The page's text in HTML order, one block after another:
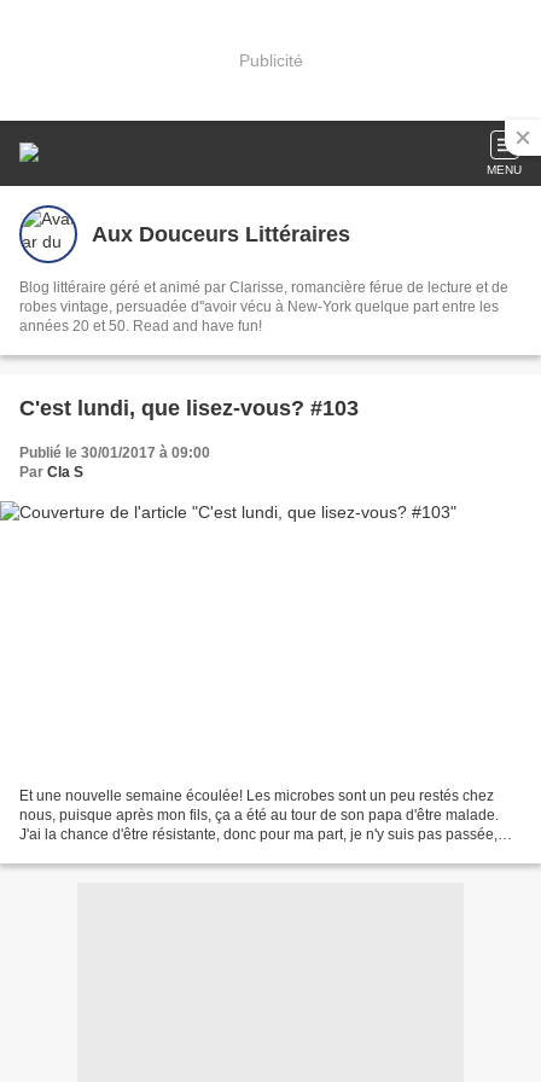
Publicité
MENU
Aux Douceurs Littéraires
Blog littéraire géré et animé par Clarisse, romancière férue de lecture et de
robes vintage, persuadée d''avoir vécu à New-York quelque part entre les
années 20 et 50. Read and have fun!
C'est lundi, que lisez-vous? #103
Publié le 30/01/2017 à 09:00
Par Cla S
Et une nouvelle semaine écoulée! Les microbes sont un peu restés chez
nous, puisque après mon fils, ça a été au tour de son papa d'être malade.
J'ai la chance d'être résistante, donc pour ma part, je n'y suis pas passée,